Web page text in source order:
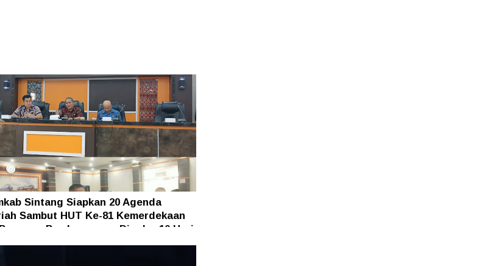
Sintang Siapkan 20 Agenda
Sambut HUT Ke-81 Kemerdekaan
Pembangunan Digelar 10 Hari